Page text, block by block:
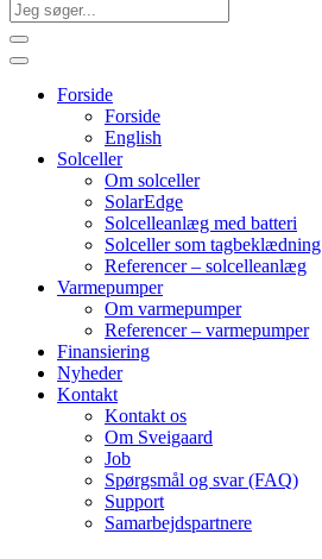
Forside
Forside
English
Solceller
Om solceller
SolarEdge
Solcelleanlæg med batteri
Solceller som tagbeklædning
Referencer – solcelleanlæg
Varmepumper
Om varmepumper
Referencer – varmepumper
Finansiering
Nyheder
Kontakt
Kontakt os
Om Sveigaard
Job
Spørgsmål og svar (FAQ)
Support
Samarbejdspartnere